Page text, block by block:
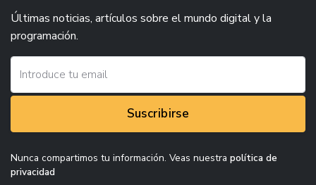
Últimas noticias, artículos sobre el mundo digital y la
programación.
Suscribirse
Nunca compartimos tu información. Veas nuestra política de
privacidad